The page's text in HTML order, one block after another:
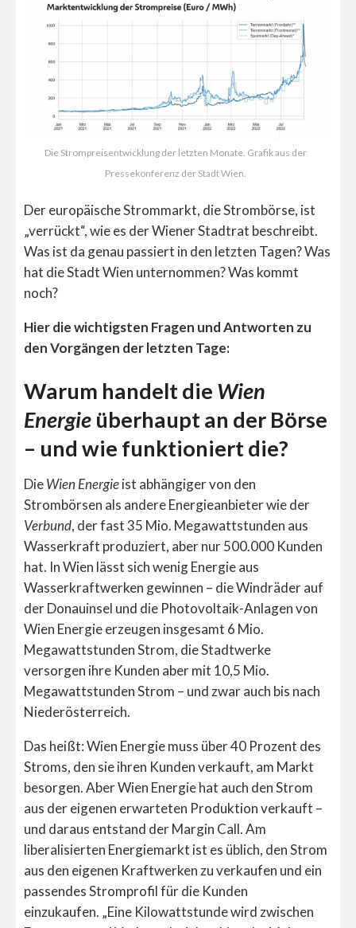
Die Strompreisentwicklung der letzten Monate. Grafik aus der
Pressekonferenz der Stadt Wien.
Der europäische Strommarkt, die Strombörse, ist
„verrückt“, wie es der Wiener Stadtrat beschreibt.
Was ist da genau passiert in den letzten Tagen? Was
hat die Stadt Wien unternommen? Was kommt
noch?
Hier die wichtigsten Fragen und Antworten zu
den Vorgängen der letzten Tage:
Warum handelt die Wien
Energie überhaupt an der Börse
– und wie funktioniert die?
DieWien Energieist abhängiger von den
Strombörsen als andere Energieanbieter wie der
Verbund, der fast 35 Mio. Megawattstunden aus
Wasserkraft produziert, aber nur 500.000 Kunden
hat. In Wien lässt sich wenig Energie aus
Wasserkraftwerken gewinnen – die Windräder auf
der Donauinsel und die Photovoltaik-Anlagen von
Wien Energie erzeugen insgesamt 6 Mio.
Megawattstunden Strom, die Stadtwerke
versorgen ihre Kunden aber mit 10,5 Mio.
Megawattstunden Strom – und zwar auch bis nach
Niederösterreich.
Das heißt: Wien Energie muss über 40 Prozent des
Stroms, den sie ihren Kunden verkauft, am Markt
besorgen. Aber Wien Energie hat auch den Strom
aus der eigenen erwarteten Produktion verkauft –
und daraus entstand der Margin Call. Am
liberalisierten Energiemarkt ist es üblich, den Strom
aus den eigenen Kraftwerken zu verkaufen und ein
passendes Stromprofil für die Kunden
einzukaufen. „Eine Kilowattstunde wird zwischen